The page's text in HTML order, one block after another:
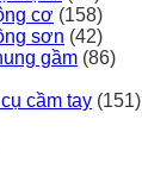
cơ (158)
sơn (42)
gầm (86)
cầm tay (151)